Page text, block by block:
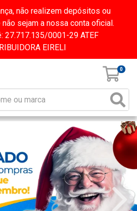
não realizem depósitos ou
sejam a nossa conta oficial.
27.717.135/0001-29 ATEF
EIRELI
0